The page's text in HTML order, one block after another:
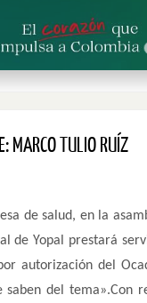
MARCO TULIO RUÍZ
de salud, en la
de Yopal prestará
autorización del
saben del